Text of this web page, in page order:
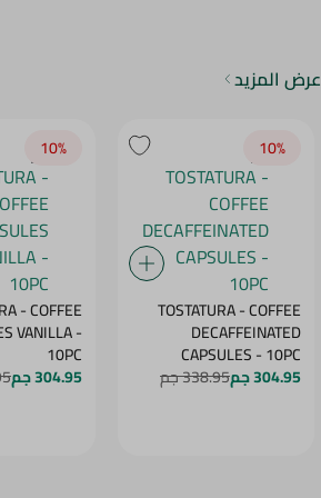
عرض المزيد
10‎%‎
TOSTATURA - COFFEE
DECAFFEINATED
CAPSULES - 10PC
304.95 جم 338.95 جم
10‎%‎
- COFFEE
VANILLA -
10PC
304.95 جم